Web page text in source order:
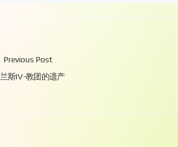
Previous Post
兰斯IV -教团的遗产